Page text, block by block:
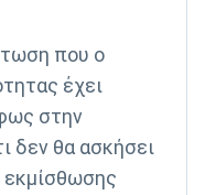
που ο
έχει
στην
δεν θα ασκήσει
εκμίσθωσης